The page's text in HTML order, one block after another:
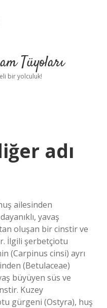
Tüyoları
bir yolculuk!
adı
ailesinden
yavaş
oluşan bir cinstir ve
İlgili şerbetçiotu
(Carpinus cinsi) ayrı
(Betulaceae)
büyüyen süs ve
Kuzey
gürgeni (Ostyra), huş